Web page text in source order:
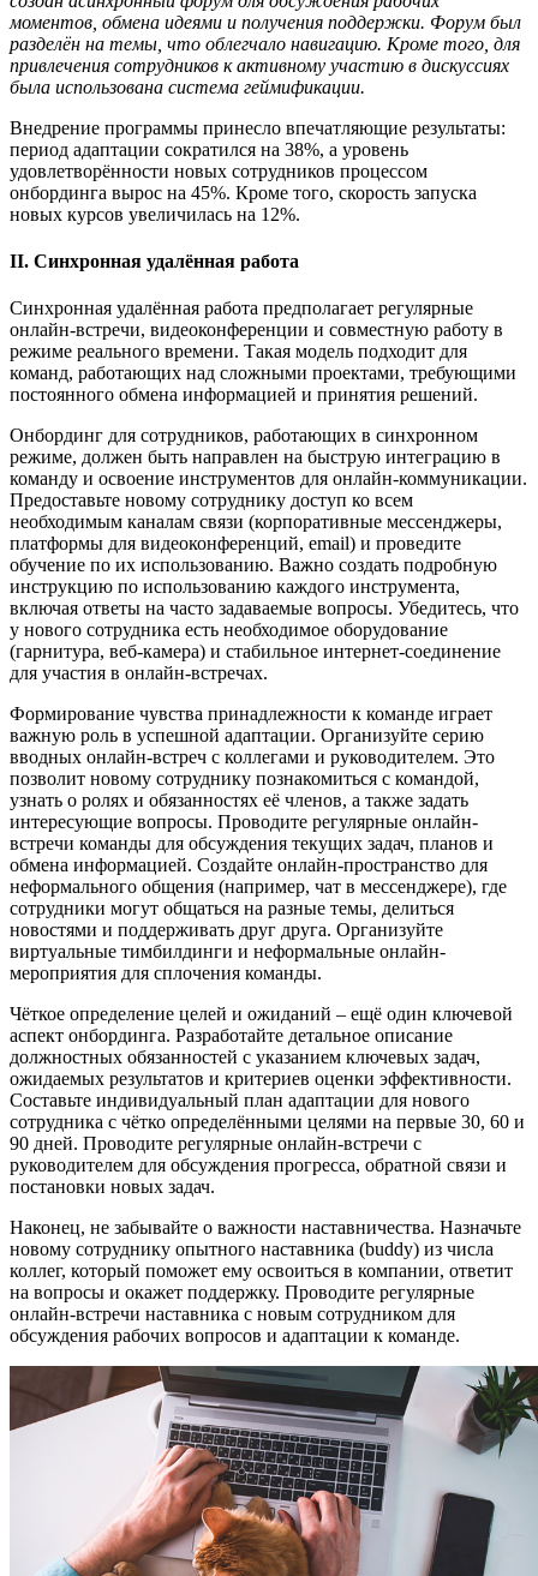
моментов, обмена идеями и получения поддержки. Форум был
разделён на темы, что облегчало навигацию. Кроме того, для
привлечения сотрудников к активному участию в дискуссиях
была использована система геймификации.
Внедрение программы принесло впечатляющие результаты:
период адаптации сократился на 38%, а уровень
удовлетворённости новых сотрудников процессом
онбординга вырос на 45%. Кроме того, скорость запуска
новых курсов увеличилась на 12%.
II. Синхронная удалённая работа
Синхронная удалённая работа предполагает регулярные
онлайн-встречи, видеоконференции и совместную работу в
режиме реального времени. Такая модель подходит для
команд, работающих над сложными проектами, требующими
постоянного обмена информацией и принятия решений.
Онбординг для сотрудников, работающих в синхронном
режиме, должен быть направлен на быструю интеграцию в
команду и освоение инструментов для онлайн-коммуникации.
Предоставьте новому сотруднику доступ ко всем
необходимым каналам связи (корпоративные мессенджеры,
платформы для видеоконференций, email) и проведите
обучение по их использованию. Важно создать подробную
инструкцию по использованию каждого инструмента,
включая ответы на часто задаваемые вопросы. Убедитесь, что
у нового сотрудника есть необходимое оборудование
(гарнитура, веб-камера) и стабильное интернет-соединение
для участия в онлайн-встречах.
Формирование чувства принадлежности к команде играет
важную роль в успешной адаптации. Организуйте серию
вводных онлайн-встреч с коллегами и руководителем. Это
позволит новому сотруднику познакомиться с командой,
узнать о ролях и обязанностях её членов, а также задать
интересующие вопросы. Проводите регулярные онлайн-
встречи команды для обсуждения текущих задач, планов и
обмена информацией. Создайте онлайн-пространство для
неформального общения (например, чат в мессенджере), где
сотрудники могут общаться на разные темы, делиться
новостями и поддерживать друг друга. Организуйте
виртуальные тимбилдинги и неформальные онлайн-
мероприятия для сплочения команды.
Чёткое определение целей и ожиданий – ещё один ключевой
аспект онбординга. Разработайте детальное описание
должностных обязанностей с указанием ключевых задач,
ожидаемых результатов и критериев оценки эффективности.
Составьте индивидуальный план адаптации для нового
сотрудника с чётко определёнными целями на первые 30, 60 и
90 дней. Проводите регулярные онлайн-встречи с
руководителем для обсуждения прогресса, обратной связи и
постановки новых задач.
Наконец, не забывайте о важности наставничества. Назначьте
новому сотруднику опытного наставника (buddy) из числа
коллег, который поможет ему освоиться в компании, ответит
на вопросы и окажет поддержку. Проводите регулярные
онлайн-встречи наставника с новым сотрудником для
обсуждения рабочих вопросов и адаптации к команде.